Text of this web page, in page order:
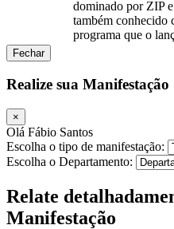
dominado por ZIP
também conhecido
programa que o
Fechar
Realize sua Manifestação
×
Olá Fábio Santos
Escolha o tipo de manifestação:
Escolha o Departamento:
Relate
Manifestação